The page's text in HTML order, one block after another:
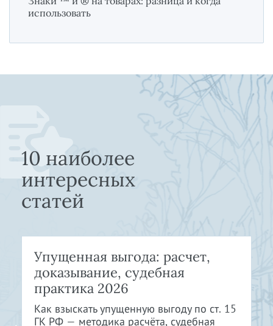
использовать
10 наиболее
интересных
статей
Упущенная выгода: расчет,
доказывание, судебная
практика 2026
Как взыскать упущенную выгоду по ст. 15
ГК РФ — методика расчёта, судебная